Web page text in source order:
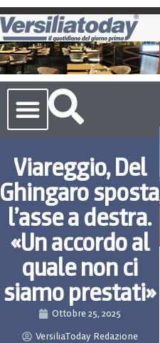
Viareggio, Del
Ghingaro sposta
l’asse a destra.
«Un accordo al
quale non ci
siamo prestati»
Ottobre 25, 2025
VersiliaToday Redazione